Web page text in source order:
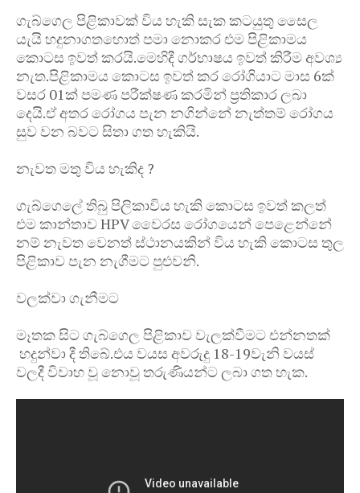
ගැබ්ගෙල පිළිකාවක් විය හැකි සැක කටයුතු සෛල
යැයි හදුනාගතහොත් පමා නොකර එම පිළිකාමය
කොටස ඉවත් කරයි.මෙහිදී ගර්භාෂය ඉවත් කිරීම අවශ්‍ය
නැත.පිළිකාමය කොටස ඉවත් කර රෝගියාට මාස 6ක්
වසර 01ක් පමණ පරීක්ෂණ කරමින් ප්‍රතිකාර ලබා
දෙයි.ඒ අතර රෝගය පැන නගින්නේ නැත්තම් රෝගය
සුව වන බවට සිතා ගත හැකියි.
නැවත මතු විය හැකිද ?
ගැබ්ගෙලේ තිබු පිලිකාවිය හැකි කොටස ඉවත් කලත්
එම කාන්තාව HPV වෛරස රෝගයෙන් පෙළෙන්නේ
නම් නැවත වෙනත් ස්ථානයකින් විය හැකි කොටස තුල
පිළිකාව පැන නැගීමට පුළුවනි.
වලක්වා ගැනීමට
මෑතක සිට ගැබ්ගෙල පිළිකාව වැලක්වීමට එන්නතක්
හදුන්වා දී තිබේ.එය වයස අවරුදු 18-19වැනි වයස්
වලදී විවාහ වූ නොවූ තරුණියන්ට ලබා ගත හැක.